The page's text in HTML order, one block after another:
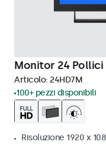
Monitor 24
Articolo: 24HD7M
100+ pezzi disponibili
Risoluzione 1920 x